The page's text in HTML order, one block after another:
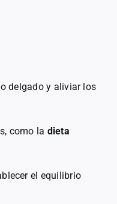
delgado y aliviar los
como la dieta
el equilibrio